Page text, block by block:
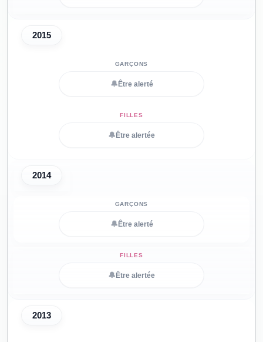
2015
🔔 Être alerté
🔔 Être alertée
2014
🔔 Être alerté
🔔 Être alertée
2013